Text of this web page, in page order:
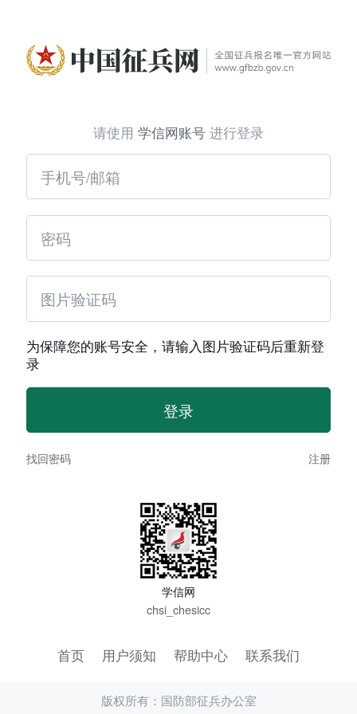
请使用 学信网账号 进行登录
为保障您的账号安全，请输入图片验证码后重新登
录
找回密码 注册
学信网
chsi_chesicc
首页 用户须知 帮助中心 联系我们
版权所有：国防部征兵办公室